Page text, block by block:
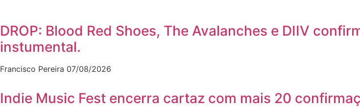
DROP: Blood Red Shoes, The Avalanches e DIIV
instumental.
Francisco Pereira 07/08/2026
Indie Music Fest encerra cartaz com mais 20